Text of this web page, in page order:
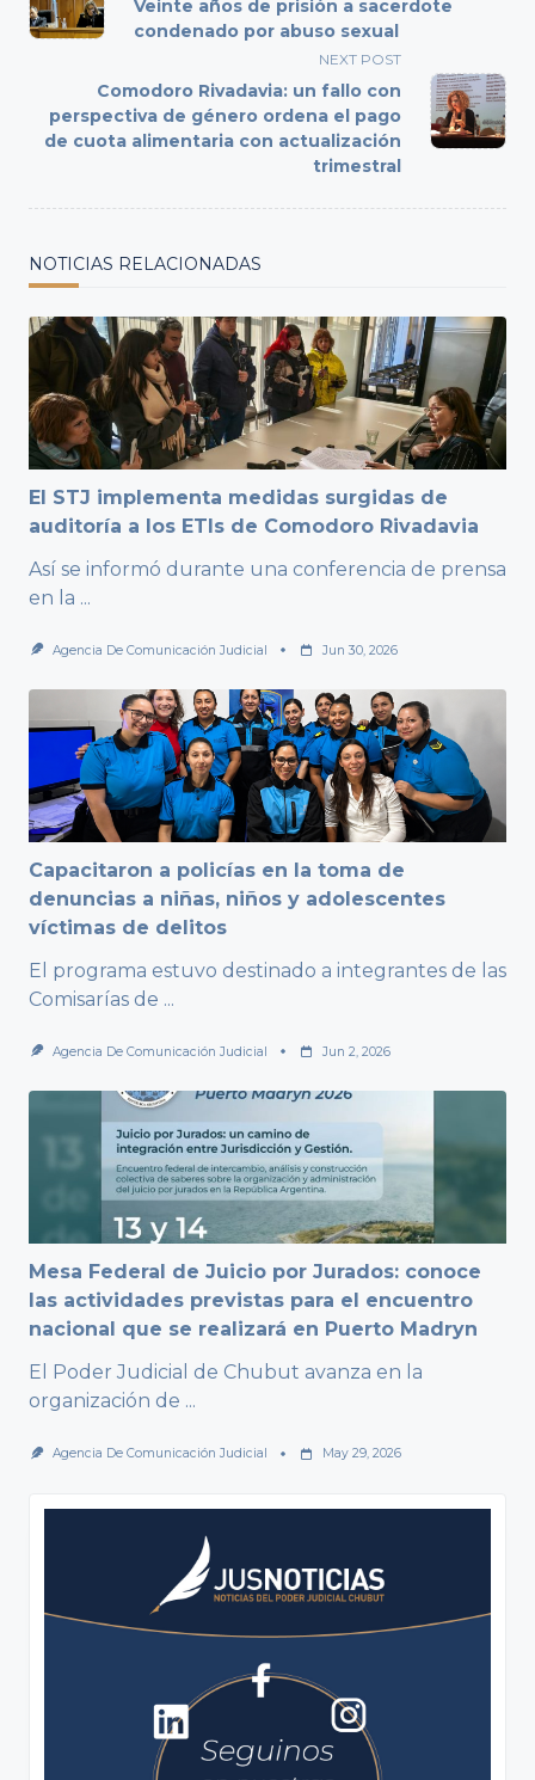
subtitle
reader-
text">Page</span>
Veinte años de prisión a sacerdote
condenado por abuso sexual
NEXT POST
Comodoro Rivadavia: un fallo con
perspectiva de género ordena el pago
de cuota alimentaria con actualización
trimestral
NOTICIAS RELACIONADAS
El STJ implementa medidas surgidas de
auditoría a los ETIs de Comodoro Rivadavia
Así se informó durante una conferencia de prensa
en la ...
Agencia De Comunicación Judicial Jun 30, 2026
Capacitaron a policías en la toma de
denuncias a niñas, niños y adolescentes
víctimas de delitos
El programa estuvo destinado a integrantes de las
Comisarías de ...
Agencia De Comunicación Judicial Jun 2, 2026
Mesa Federal de Juicio por Jurados: conoce
las actividades previstas para el encuentro
nacional que se realizará en Puerto Madryn
El Poder Judicial de Chubut avanza en la
organización de ...
Agencia De Comunicación Judicial May 29, 2026